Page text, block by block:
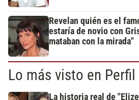
Revelan quién es el
estaría de novio con
mataban con la mirada"
Lo más visto en Perfil
La historia real de